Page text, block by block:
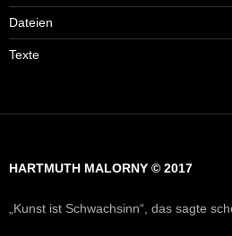
Dateien
Texte
HARTMUTH MALORNY © 2017
„Kunst ist Schwachsinn“, das sagte